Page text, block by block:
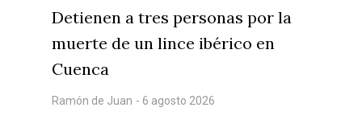
Detienen a tres personas por la
muerte de un lince ibérico en
Cuenca
Ramón de Juan - 6 agosto 2026